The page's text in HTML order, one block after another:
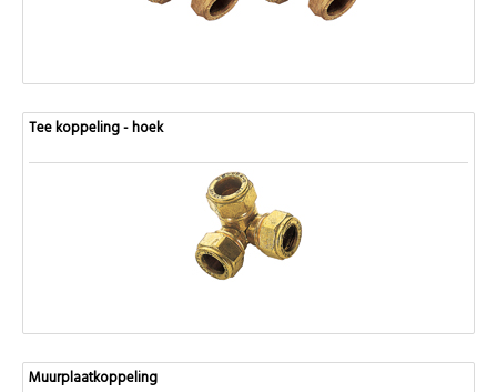
Tee koppeling - hoek
Muurplaatkoppeling